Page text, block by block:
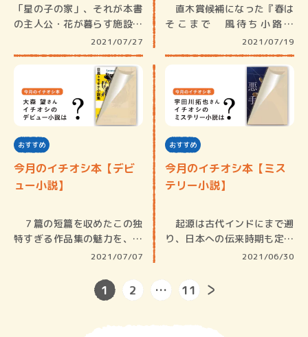
「星の子の家」、それが本書
の主人公・花が暮らす施設の
2021/07/27
直木賞候補になった『春は
そこまで 風待ち小路の
2021/07/19
おすすめ
今月のイチオシ本【デビ
ュー小説】
７篇の短篇を収めたこの独
特すぎる作品集の魅力を、い
2021/07/07
おすすめ
今月のイチオシ本【ミス
テリー小説】
起源は古代インドにまで遡
り、日本への伝来時期も定か
2021/06/30
1 2 … 11